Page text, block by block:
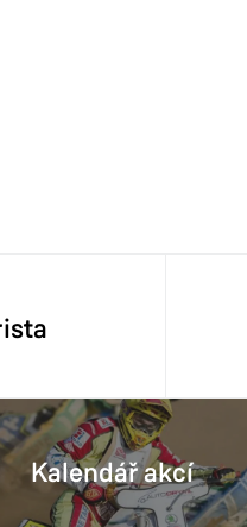
Změna č. 1 ÚP
Kalendář akcí